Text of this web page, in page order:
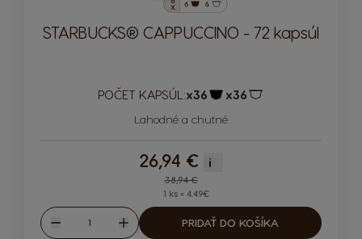
STARBUCKS® CAPPUCCINO - 72 kapsúl
POČET KAPSÚL:x36 x36
Lahodné a chutné
Regular Price
38,94 €
26,94 € i
1 ks = 4.49€
Množstvo
Zvýšiť
PRIDAŤ DO KOŠÍKA